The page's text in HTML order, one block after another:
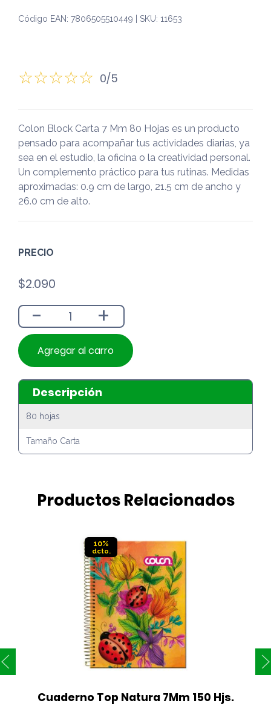
Código EAN: 7806505510449 | SKU: 11653
0/5
Colon Block Carta 7 Mm 80 Hojas es un producto
pensado para acompañar tus actividades diarias, ya
sea en el estudio, la oficina o la creatividad personal.
Un complemento práctico para tus rutinas. Medidas
aproximadas: 0.9 cm de largo, 21.5 cm de ancho y
26.0 cm de alto.
PRECIO
$2.090
- +
Agregar al carro
Descripción
80 hojas
Tamaño Carta
Productos Relacionados
10%
Cuaderno Top Natura 7Mm 150 Hjs.